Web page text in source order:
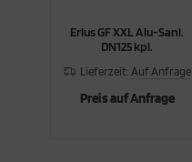
Erlus GF XXL Alu-Sanl.
DN125 kpl.
Lieferzeit: Auf Anfrage
Preis auf Anfrage